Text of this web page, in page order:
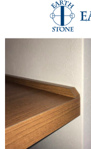
《ｶｳﾝﾀｰ-2-②》PCｶｳﾝﾀｰ